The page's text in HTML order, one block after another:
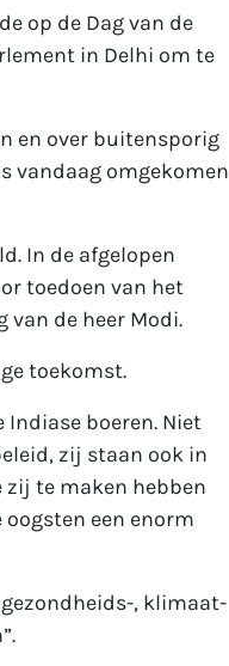
op de Dag van de
in Delhi om te
en over buitensporig
vandaag omgekomen
In de afgelopen
toedoen van het
van de heer Modi.
toekomst.
boeren. Niet
zij staan ook in
te maken hebben
een enorm
gezondheids-, klimaat-